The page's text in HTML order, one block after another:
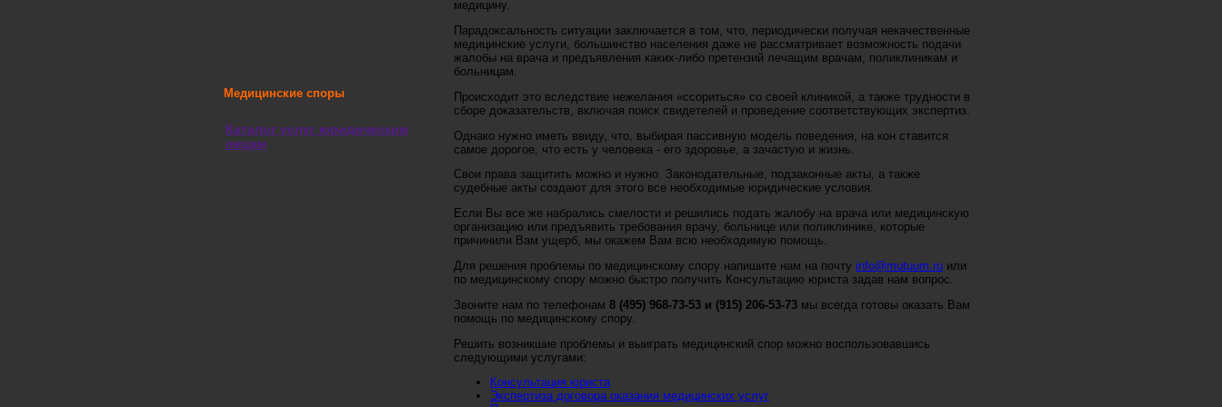
Медицинские споры
Каталог услуг юридическим
лицам
медицину.
Парадоксальность ситуации заключается в том, что, периодически получая некачественные
медицинские услуги, большинство населения даже не рассматривает возможность подачи
жалобы на врача и предъявления каких-либо претензий лечащим врачам, поликлиникам и
больницам.
Происходит это вследствие нежелания «ссориться» со своей клиникой, а также трудности в
сборе доказательств, включая поиск свидетелей и проведение соответствующих экспертиз.
Однако нужно иметь ввиду, что, выбирая пассивную модель поведения, на кон ставится
самое дорогое, что есть у человека - его здоровье, а зачастую и жизнь.
Свои права защитить можно и нужно. Законодательные, подзаконные акты, а также
судебные акты создают для этого все необходимые юридические условия.
Если Вы все же набрались смелости и решились подать жалобу на врача или медицинскую
организацию или предъявить требования врачу, больнице или поликлинике, которые
причинили Вам ущерб, мы окажем Вам всю необходимую помощь.
Для решения проблемы по медицинскому спору напишите нам на почту info@mutuum.ru или
по медицинскому спору можно быстро получить Консультацию юриста задав нам вопрос.
Звоните нам по телефонам 8 (495) 968-73-53 и (915) 206-53-73 мы всегда готовы оказать Вам
помощь по медицинскому спору.
Решить возникшие проблемы и выиграть медицинский спор можно воспользовавшись
следующими услугами:
Консультация юриста
Экспертиза договора оказания медицинских услуг